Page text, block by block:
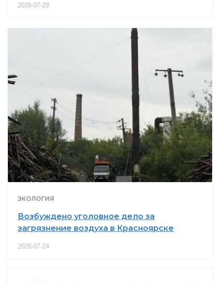
2026-07-29
ЭКОЛОГИЯ
Возбуждено уголовное дело за
загрязнение воздуха в Красноярске
2026-07-24